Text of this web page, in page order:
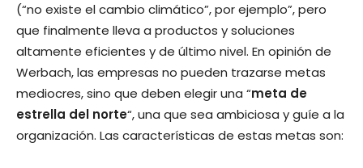
(“no existe el cambio climático”, por ejemplo”, pero
que finalmente lleva a productos y soluciones
altamente eficientes y de último nivel. En opinión de
Werbach, las empresas no pueden trazarse metas
mediocres, sino que deben elegir una “meta de
estrella del norte“, una que sea ambiciosa y guíe a la
organización. Las características de estas metas son: